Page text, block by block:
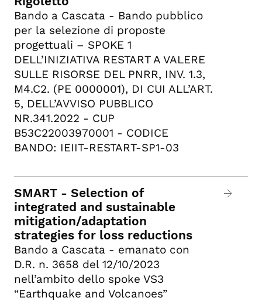
Bando a Cascata - Bando pubblico
per la selezione di proposte
progettuali – SPOKE 1
DELL’INIZIATIVA RESTART A VALERE
SULLE RISORSE DEL PNRR, INV. 1.3,
M4.C2. (PE 0000001), DI CUI ALL’ART.
5, DELL’AVVISO PUBBLICO
NR.341.2022 - CUP
B53C22003970001 - CODICE
BANDO: IEIIT-RESTART-SP1-03
SMART - Selection of
integrated and sustainable
mitigation/adaptation
strategies for loss reductions
Bando a Cascata - emanato con
D.R. n. 3658 del 12/10/2023
nell’ambito dello spoke VS3
“Earthquake and Volcanoes”